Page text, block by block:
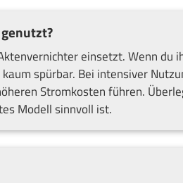
einsetzt. Wenn du
spürbar. Bei intensiver
Stromkosten führen.
Modell sinnvoll ist.